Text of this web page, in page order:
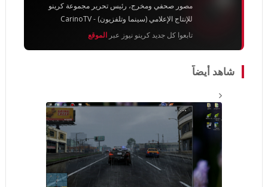
مصور صحفي ومخرج، رئيس تحرير مجموعة كرينو
للإنتاج الإعلامي (سينما وتلفزيون) - CarinoTV
تابعوا كل جديد كرينو نيوز عبر الموقع
شاهد أيضاً